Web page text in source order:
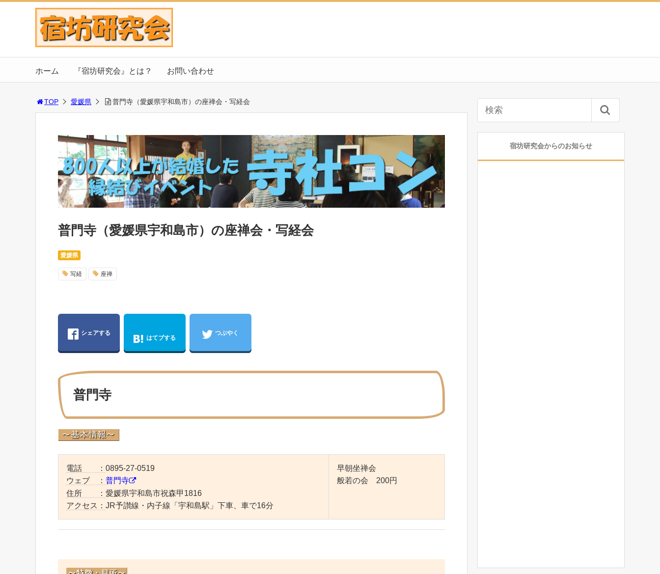
ホーム 『宿坊研究会』とは？ お問い合わせ
TOP 愛媛県 普門寺（愛媛県宇和島市）の座禅会・写経会
普門寺（愛媛県宇和島市）の座禅会・写経会
愛媛県
写経 座禅
シェアする
はてブする
つぶやく
普門寺
電話 ： 0895-27-0519
ウェブ ： 普門寺
住所 ： 愛媛県宇和島市祝森甲1816
アクセス： JR予讃線・内子線「宇和島駅」下車、車で16分
早朝坐禅会
般若の会 200円
宿坊研究会からのお知らせ